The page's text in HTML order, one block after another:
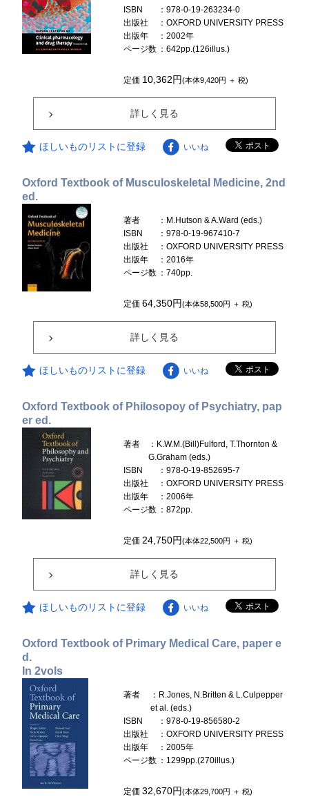
ISBN
：978-0-19-263234-0
出版社
：OXFORD UNIVERSITY PRESS
出版年
：2002年
ページ数 ：642pp.(126illus.)
定価 10,362円(本体9,420円 ＋ 税)
詳しく見る
ほしいものリストに登録 いいね
Oxford Textbook of Musculoskeletal Medicine, 2nd
ed.
著者
：M.Hutson & A.Ward (eds.)
ISBN
：978-0-19-967410-7
出版社
：OXFORD UNIVERSITY PRESS
出版年
：2016年
ページ数 ：740pp.
定価64,350円(本体58,500円 ＋ 税)
詳しく見る
ほしいものリストに登録 いいね
Oxford Textbook of Philosopoy of Psychiatry, pap
er ed.
著者
：K.W.M.(Bill)Fulford, T.Thornton &
G.Graham (eds.)
ISBN
：978-0-19-852695-7
出版社
：OXFORD UNIVERSITY PRESS
出版年
：2006年
ページ数 ：872pp.
定価24,750円(本体22,500円 ＋ 税)
詳しく見る
ほしいものリストに登録 いいね
Oxford Textbook of Primary Medical Care, paper e
d.
In 2vols
著者
：R.Jones, N.Britten & L.Culpepper
et al. (eds.)
ISBN
：978-0-19-856580-2
出版社
：OXFORD UNIVERSITY PRESS
出版年
：2005年
ページ数 ：1299pp.(270illus.)
定価32,670円(本体29,700円 ＋ 税)